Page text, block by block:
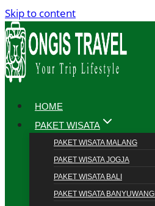
Skip to content
HOME
PAKET WISATA
PAKET WISATA MALANG
PAKET WISATA JOGJA
PAKET WISATA BALI
PAKET WISATA BANYUWANGI